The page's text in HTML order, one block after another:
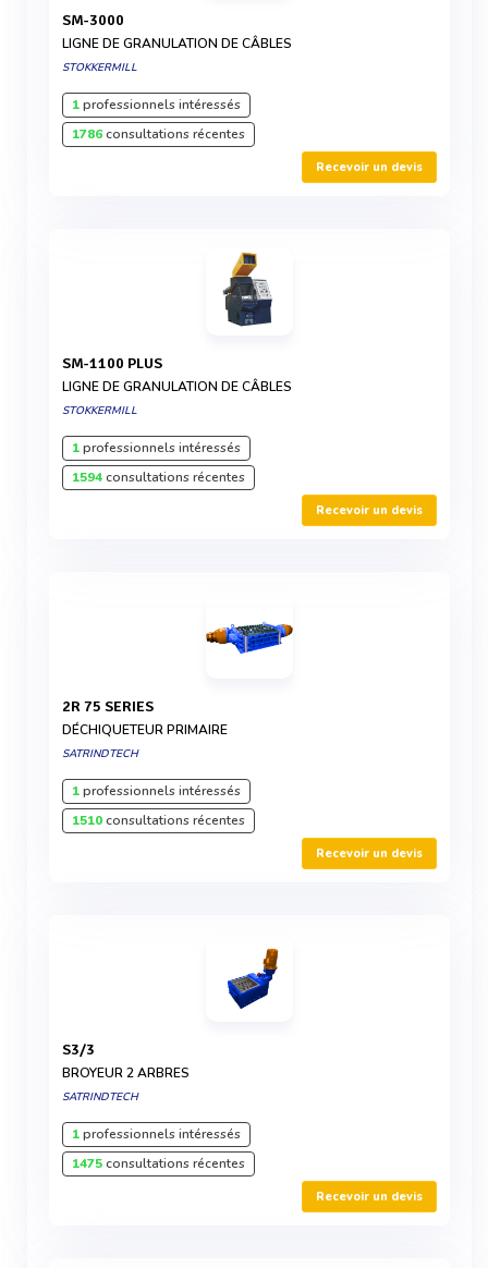
SM-3000
LIGNE DE GRANULATION DE CÂBLES
STOKKERMILL
1professionnels intéressés
1786consultations récentes
Recevoir un devis
SM-1100 PLUS
LIGNE DE GRANULATION DE CÂBLES
STOKKERMILL
1professionnels intéressés
1594consultations récentes
Recevoir un devis
2R 75 SERIES
DÉCHIQUETEUR PRIMAIRE
SATRINDTECH
1professionnels intéressés
1510consultations récentes
Recevoir un devis
S3/3
BROYEUR 2 ARBRES
SATRINDTECH
1professionnels intéressés
1475consultations récentes
Recevoir un devis